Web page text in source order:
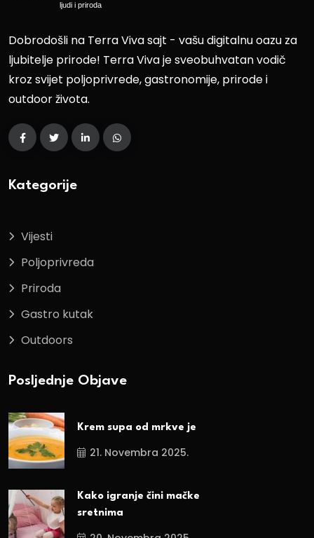
Dobrodošli na Terra Viva sajt - vašu digitalnu oazu za
ljubitelje prirode! Terra Viva je sveobuhvatan vodič
kroz svijet poljoprivrede, gastronomije, prirode i
outdoor života.
Kategorije
Vijesti
Poljoprivreda
Priroda
Gastro kutak
Outdoors
Posljednje Objave
Krem supa od mrkve je
21. Novembra 2025.
Kako igranje čini mačke
sretnima